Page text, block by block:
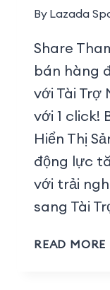
By Lazada
Share
bán hàng
với Tài Trợ
với 1 click!
Hiển Thị
động lực
với trải
sang Tài
READ MORE